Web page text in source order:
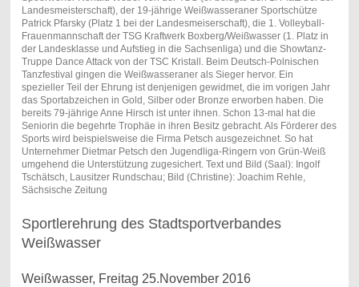
Landesmeisterschaft), der 19-jährige Weißwasseraner Sportschütze
Patrick Pfarsky (Platz 1 bei der Landesmeiserschaft), die 1. Volleyball-
Frauenmannschaft der TSG Kraftwerk Boxberg/Weißwasser (1. Platz in
der Landesklasse und Aufstieg in die Sachsenliga) und die Showtanz-
Truppe Dance Attack von der TSC Kristall. Beim Deutsch-Polnischen
Tanzfestival gingen die Weißwasseraner als Sieger hervor. Ein
spezieller Teil der Ehrung ist denjenigen gewidmet, die im vorigen Jahr
das Sportabzeichen in Gold, Silber oder Bronze erworben haben. Die
bereits 79-jährige Anne Hirsch ist unter ihnen. Schon 13-mal hat die
Seniorin die begehrte Trophäe in ihren Besitz gebracht. Als Förderer des
Sports wird beispielsweise die Firma Petsch ausgezeichnet. So hat
Unternehmer Dietmar Petsch den Jugendliga-Ringern von Grün-Weiß
umgehend die Unterstützung zugesichert. Text und Bild (Saal): Ingolf
Tschätsch, Lausitzer Rundschau; Bild (Christine): Joachim Rehle,
Sächsische Zeitung
Sportlerehrung des Stadtsportverbandes
Weißwasser
Weißwasser, Freitag 25.November 2016